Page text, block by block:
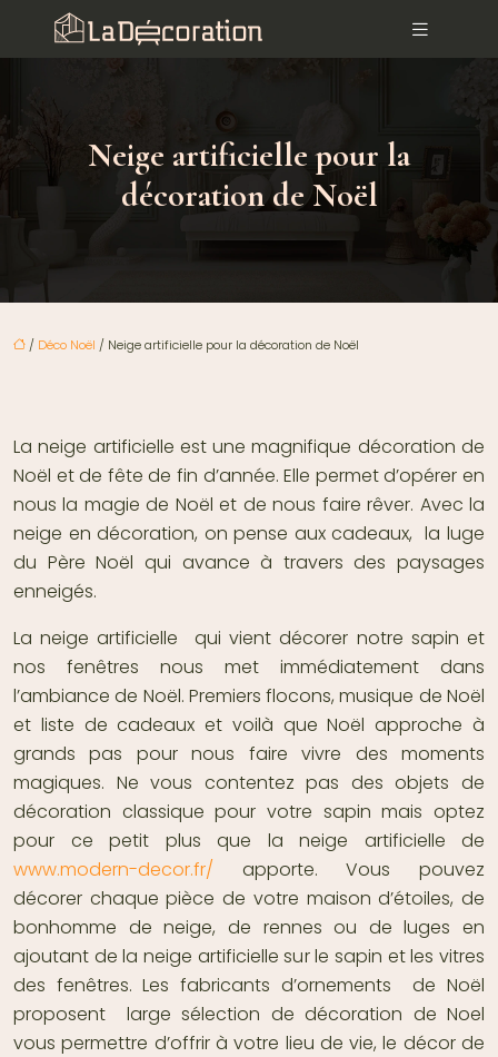
Neige artificielle pour la
décoration de Noël
/ Déco Noël / Neige artificielle pour la décoration de Noël
La neige artificielle est une magnifique décoration de
Noël et de fête de fin d’année. Elle permet d’opérer en
nous la magie de Noël et de nous faire rêver. Avec la
neige en décoration, on pense aux cadeaux, la luge
du Père Noël qui avance à travers des paysages
enneigés.
La neige artificielle qui vient décorer notre sapin et
nos fenêtres nous met immédiatement dans
l’ambiance de Noël. Premiers flocons, musique de Noël
et liste de cadeaux et voilà que Noël approche à
grands pas pour nous faire vivre des moments
magiques. Ne vous contentez pas des objets de
décoration classique pour votre sapin mais optez
pour ce petit plus que la neige artificielle de
www.modern-decor.fr/ apporte. Vous pouvez
décorer chaque pièce de votre maison d’étoiles, de
bonhomme de neige, de rennes ou de luges en
ajoutant de la neige artificielle sur le sapin et les vitres
des fenêtres. Les fabricants d’ornements de Noël
proposent large sélection de décoration de Noel
vous permettre d’offrir à votre lieu de vie, le décor de